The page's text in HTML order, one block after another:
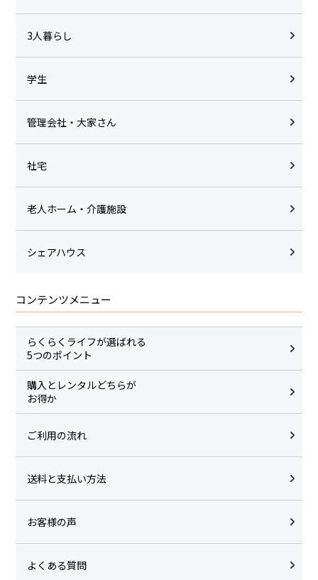
3人暮らし
学生
管理会社・大家さん
社宅
老人ホーム・介護施設
シェアハウス
コンテンツメニュー
らくらくライフが選ばれる
5つのポイント
購入とレンタルどちらが
お得か
ご利用の流れ
送料と支払い方法
お客様の声
よくある質問